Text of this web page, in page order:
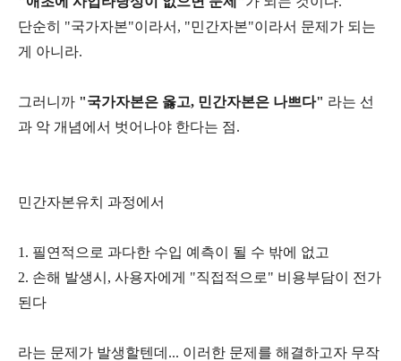
단순히 "국가자본"이라서, "민간자본"이라서 문제가 되는
게 아니라.
그러니까 "국가자본은 옳고, 민간자본은 나쁘다" 라는 선
과 악 개념에서 벗어나야 한다는 점.
민간자본유치 과정에서
1. 필연적으로 과다한 수입 예측이 될 수 밖에 없고
2. 손해 발생시, 사용자에게 "직접적으로" 비용부담이 전가
된다
라는 문제가 발생할텐데... 이러한 문제를 해결하고자 무작